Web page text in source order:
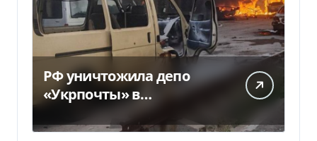
РФ уничтожила депо
«Укрпочты» в
Павлограде: есть
погибшие и ранены